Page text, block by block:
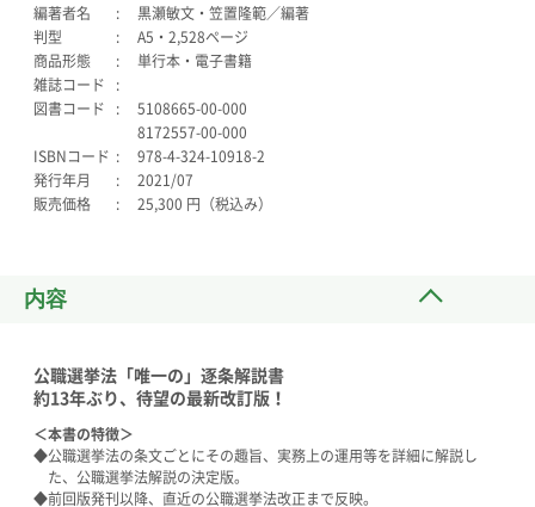
編著者名
黒瀬敏文・笠置隆範／編著
判型
A5・2,528ページ
商品形態
単行本・電子書籍
雑誌コード
図書コード
5108665-00-000
8172557-00-000
ISBNコード
978-4-324-10918-2
発行年月
2021/07
販売価格
25,300 円（税込み）
内容
公職選挙法「唯一の」逐条解説書
約13年ぶり、待望の最新改訂版！
＜本書の特徴＞
◆公職選挙法の条文ごとにその趣旨、実務上の運用等を詳細に解説し
た、公職選挙法解説の決定版。
◆前回版発刊以降、直近の公職選挙法改正まで反映。